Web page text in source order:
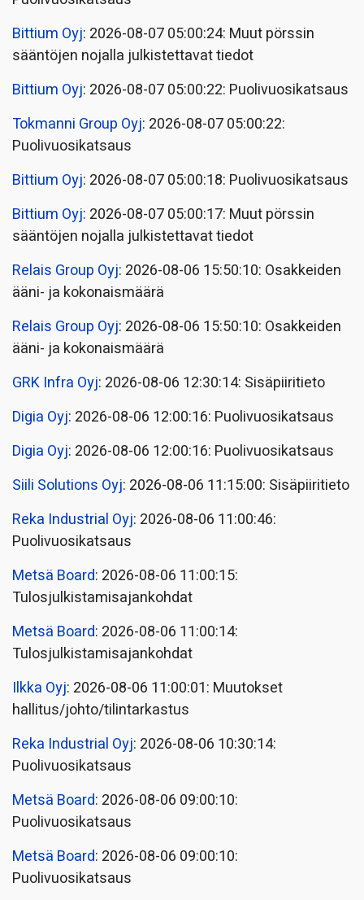
Bittium Oyj: 2026-08-07 05:00:24: Muut pörssin
sääntöjen nojalla julkistettavat tiedot
Bittium Oyj: 2026-08-07 05:00:22: Puolivuosikatsaus
Tokmanni Group Oyj: 2026-08-07 05:00:22:
Puolivuosikatsaus
Bittium Oyj: 2026-08-07 05:00:18: Puolivuosikatsaus
Bittium Oyj: 2026-08-07 05:00:17: Muut pörssin
sääntöjen nojalla julkistettavat tiedot
Relais Group Oyj: 2026-08-06 15:50:10: Osakkeiden
ääni- ja kokonaismäärä
Relais Group Oyj: 2026-08-06 15:50:10: Osakkeiden
ääni- ja kokonaismäärä
GRK Infra Oyj: 2026-08-06 12:30:14: Sisäpiiritieto
Digia Oyj: 2026-08-06 12:00:16: Puolivuosikatsaus
Digia Oyj: 2026-08-06 12:00:16: Puolivuosikatsaus
Siili Solutions Oyj: 2026-08-06 11:15:00: Sisäpiiritieto
Reka Industrial Oyj: 2026-08-06 11:00:46:
Puolivuosikatsaus
Metsä Board: 2026-08-06 11:00:15:
Tulosjulkistamisajankohdat
Metsä Board: 2026-08-06 11:00:14:
Tulosjulkistamisajankohdat
Ilkka Oyj: 2026-08-06 11:00:01: Muutokset
hallitus/johto/tilintarkastus
Reka Industrial Oyj: 2026-08-06 10:30:14:
Puolivuosikatsaus
Metsä Board: 2026-08-06 09:00:10:
Puolivuosikatsaus
Metsä Board: 2026-08-06 09:00:10:
Puolivuosikatsaus